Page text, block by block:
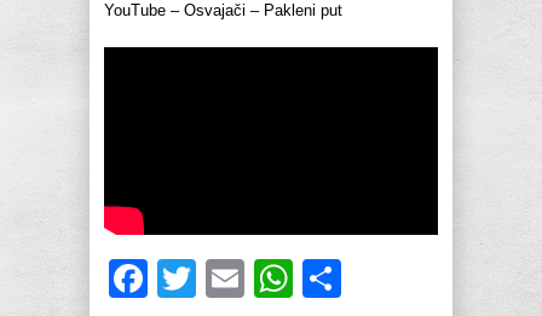
YouTube – Osvajači – Pakleni put
Facebook
Twitter
EmailWhatsApp